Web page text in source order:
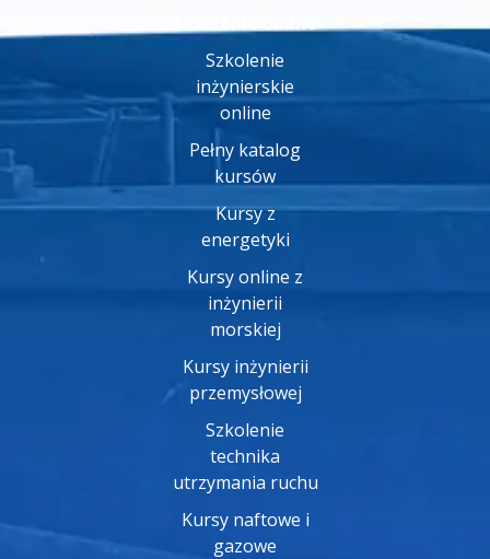
Szkolenie online
Szkolenie
inżynierskie
online
Pełny katalog
kursów
Kursy z
energetyki
Kursy online z
inżynierii
morskiej
Kursy inżynierii
przemysłowej
Szkolenie
technika
utrzymania ruchu
Kursy naftowe i
gazowe